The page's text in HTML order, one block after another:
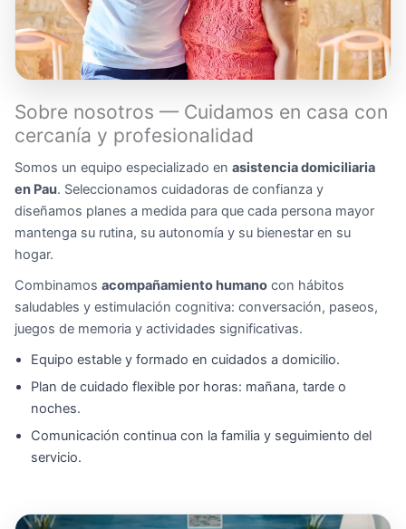
Sobre nosotros — Cuidamos en casa con
cercanía y profesionalidad
Somos un equipo especializado en asistencia domiciliaria
en Pau. Seleccionamos cuidadoras de confianza y
diseñamos planes a medida para que cada persona mayor
mantenga su rutina, su autonomía y su bienestar en su
hogar.
Combinamos acompañamiento humano con hábitos
saludables y estimulación cognitiva: conversación, paseos,
juegos de memoria y actividades significativas.
Equipo estable y formado en cuidados a domicilio.
Plan de cuidado flexible por horas: mañana, tarde o
noches.
Comunicación continua con la familia y seguimiento del
servicio.